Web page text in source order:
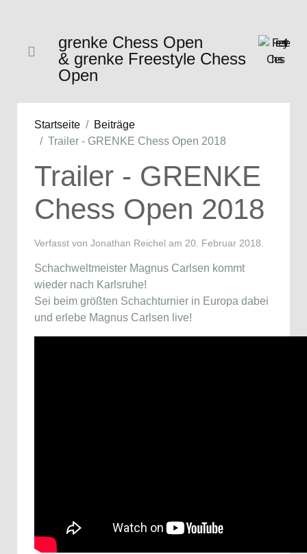
grenke Chess Open
& grenke Freestyle Chess
Open
Startseite
Beiträge
Trailer - GRENKE Chess Open 2018
Trailer - GRENKE
Chess Open 2018
Verfasst von Jonathan Reichel am 20. Februar 2018
Schachweltmeister Magnus Carlsen kommt
wieder nach Karlsruhe!
Sei beim größten Schachturnier in Europa dabei
und erlebe Magnus Carlsen live!